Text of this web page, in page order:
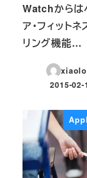
Watchからは
ア・フィット
リング機能…
投稿日
2015-02-